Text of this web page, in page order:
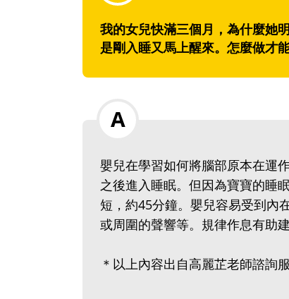
我的女兒快滿三個月，為什麼她
是剛入睡又馬上醒來。怎麼做才
嬰兒在學習如何將腦部原本在運
之後進入睡眠。但因為寶寶的睡
短，約45分鐘。嬰兒容易受到內
或周圍的聲響等。規律作息有助
＊以上內容出自高麗芷老師諮詢